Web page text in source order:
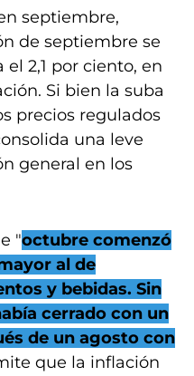
septiembre,
de septiembre se
2,1 por ciento, en
Si bien la suba
precios regulados
una leve
general en los
"octubre comenzó
al de
y bebidas. Sin
cerrado con un
de un agosto con
que la inflación